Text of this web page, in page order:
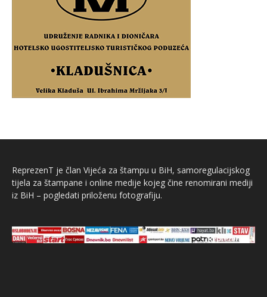
ReprezenT je član Vijeća za štampu u BiH, samoregulacijskog
tijela za štampane i online medije kojeg čine renomirani mediji
iz BiH – pogledati priloženu fotografiju.